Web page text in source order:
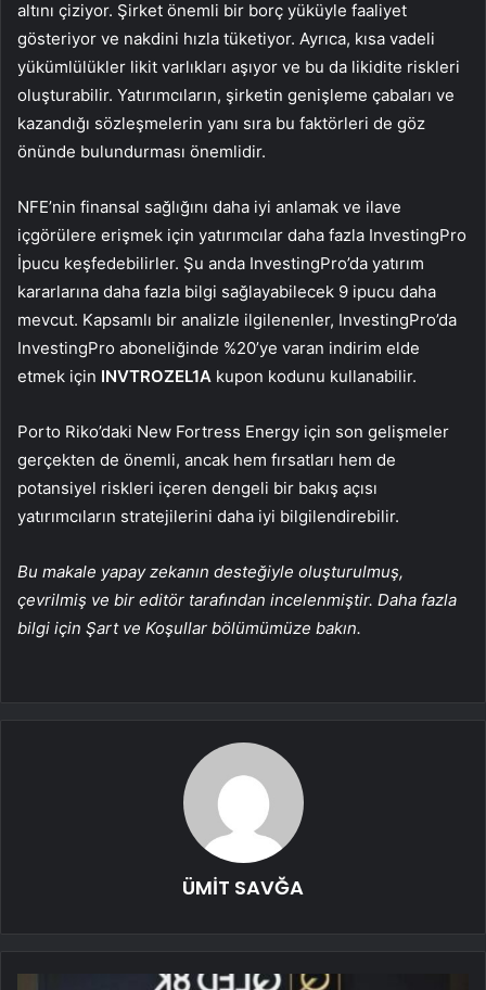
altını çiziyor. Şirket önemli bir borç yüküyle faaliyet
gösteriyor ve nakdini hızla tüketiyor. Ayrıca, kısa vadeli
yükümlülükler likit varlıkları aşıyor ve bu da likidite riskleri
oluşturabilir. Yatırımcıların, şirketin genişleme çabaları ve
kazandığı sözleşmelerin yanı sıra bu faktörleri de göz
önünde bulundurması önemlidir.
NFE’nin finansal sağlığını daha iyi anlamak ve ilave
içgörülere erişmek için yatırımcılar daha fazla InvestingPro
İpucu keşfedebilirler. Şu anda InvestingPro’da yatırım
kararlarına daha fazla bilgi sağlayabilecek 9 ipucu daha
mevcut. Kapsamlı bir analizle ilgilenenler, InvestingPro’da
InvestingPro aboneliğinde %20’ye varan indirim elde
etmek için INVTROZEL1A kupon kodunu kullanabilir.
Porto Riko’daki New Fortress Energy için son gelişmeler
gerçekten de önemli, ancak hem fırsatları hem de
potansiyel riskleri içeren dengeli bir bakış açısı
yatırımcıların stratejilerini daha iyi bilgilendirebilir.
Bu makale yapay zekanın desteğiyle oluşturulmuş,
çevrilmiş ve bir editör tarafından incelenmiştir. Daha fazla
bilgi için Şart ve Koşullar bölümümüze bakın.
ÜMİT SAVĞA